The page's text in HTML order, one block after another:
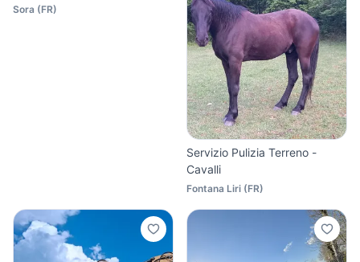
Sora (FR)
Servizio Pulizia Terreno -
Cavalli
Fontana Liri (FR)